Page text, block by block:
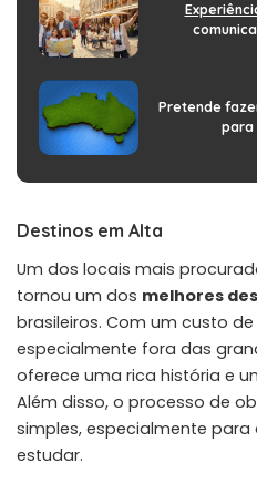
Pretende
para
Destinos em Alta
Um dos locais mais
tornou um dos melhores
brasileiros. Com um custo
especialmente fora das
oferece uma rica história e
Além disso, o processo de
simples, especialmente
estudar.